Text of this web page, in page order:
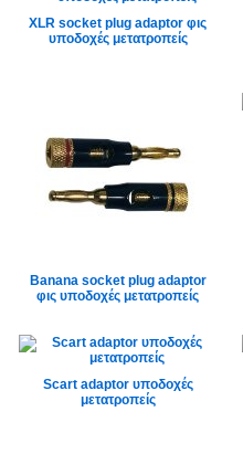
XLR socket plug adaptor φις
υποδοχές μετατροπείς
Banana socket plug adaptor
φις υποδοχές μετατροπείς
Scart adaptor υποδοχές
μετατροπείς